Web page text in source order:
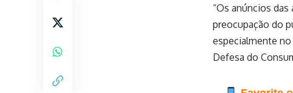
“Os anúncios
preocupação do
especialmente no
Defesa do